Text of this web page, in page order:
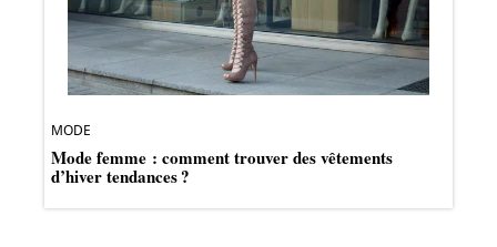
MODE
Mode femme : comment trouver des vêtements
d’hiver tendances ?